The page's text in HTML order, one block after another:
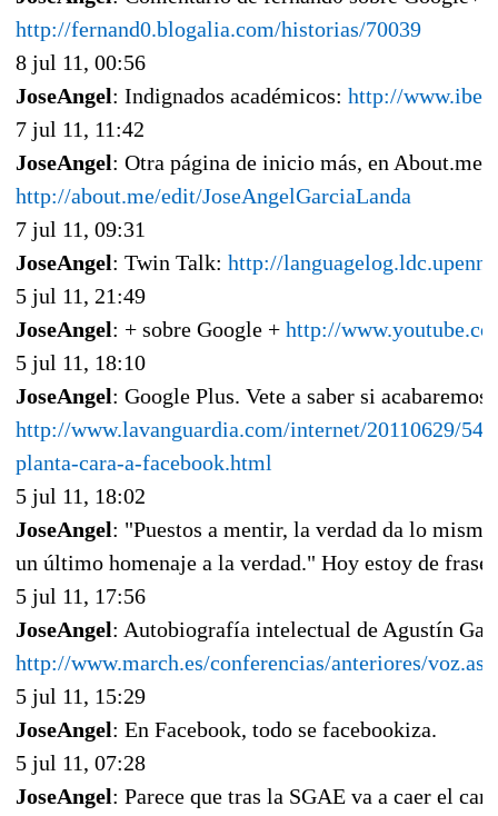
http://fernand0.blogalia.com/historias/70039
8 jul 11, 00:56
JoseAngel: Indignados académicos: http://
7 jul 11, 11:42
JoseAngel: Otra página de inicio más, en About.me:
http://about.me/edit/JoseAngelGarciaLanda
7 jul 11, 09:31
JoseAngel: Twin Talk: http://
5 jul 11, 21:49
JoseAngel: + sobre Google + http://
5 jul 11, 18:10
JoseAngel: Google Plus. Vete a saber si
http://www.lavanguardia.com/internet/20110629/
planta-cara-a-facebook.html
5 jul 11, 18:02
JoseAngel: "Puestos a mentir, la verdad da lo
un último homenaje a la verdad." Hoy estoy de
5 jul 11, 17:56
JoseAngel: Autobiografía intelectual de Agustín
http://www.march.es/conferencias/anteriores/
5 jul 11, 15:29
JoseAngel: En Facebook, todo se facebookiza.
5 jul 11, 07:28
JoseAngel: Parece que tras la SGAE va a caer el